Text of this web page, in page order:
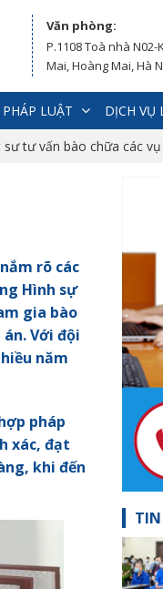
Văn phòng:
P.1108 Toà nhà N02-
Mai, Hoàng Mai, Hà
LUẬT DỊCH VỤ
sư tư vấn bào chữa các
rõ các
Hình sự
gia bào
án.Với đội
năm
pháp
xác, đạt
khi đến